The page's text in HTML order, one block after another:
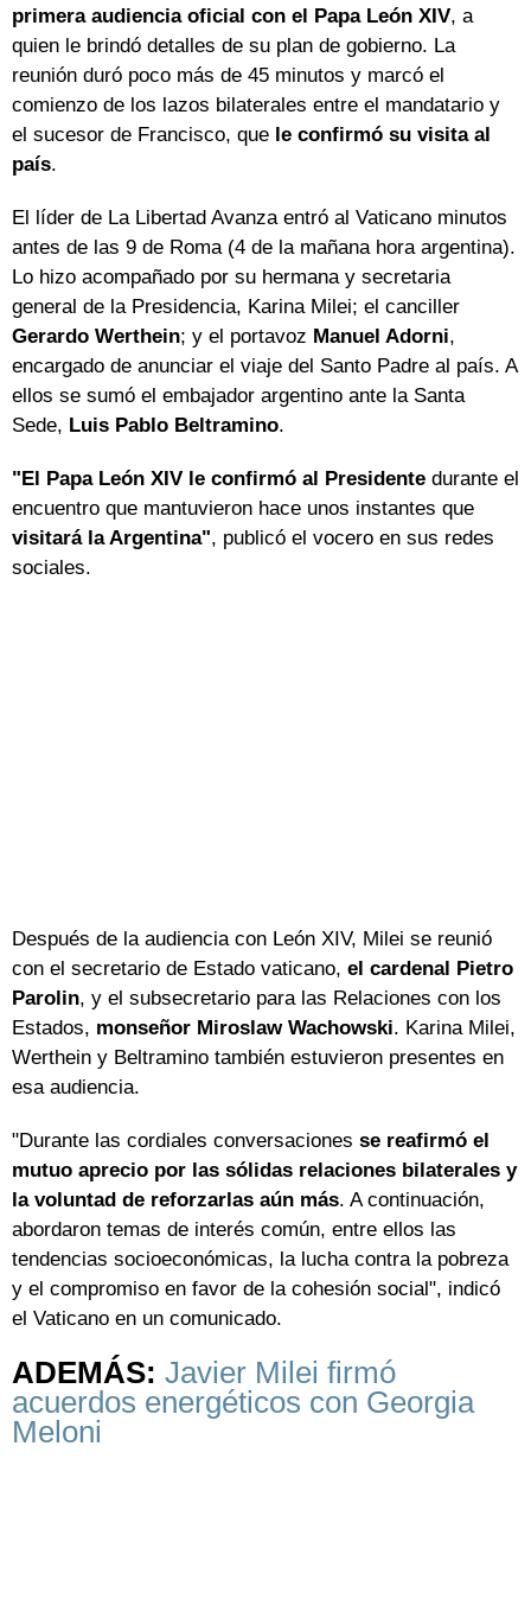
primera audiencia oficial con el Papa León XIV, a
quien le brindó detalles de su plan de gobierno. La
reunión duró poco más de 45 minutos y marcó el
comienzo de los lazos bilaterales entre el mandatario y
el sucesor de Francisco, que le confirmó su visita al
país.
El líder de La Libertad Avanza entró al Vaticano minutos
antes de las 9 de Roma (4 de la mañana hora argentina).
Lo hizo acompañado por su hermana y secretaria
general de la Presidencia, Karina Milei; el canciller
Gerardo Werthein; y el portavoz Manuel Adorni,
encargado de anunciar el viaje del Santo Padre al país. A
ellos se sumó el embajador argentino ante la Santa
Sede, Luis Pablo Beltramino.
"El Papa León XIV le confirmó al Presidente durante el
encuentro que mantuvieron hace unos instantes que
visitará la Argentina", publicó el vocero en sus redes
sociales.
Después de la audiencia con León XIV, Milei se reunió
con el secretario de Estado vaticano, el cardenal Pietro
Parolin, y el subsecretario para las Relaciones con los
Estados, monseñor Miroslaw Wachowski. Karina Milei,
Werthein y Beltramino también estuvieron presentes en
esa audiencia.
"Durante las cordiales conversaciones se reafirmó el
mutuo aprecio por las sólidas relaciones bilaterales y
la voluntad de reforzarlas aún más. A continuación,
abordaron temas de interés común, entre ellos las
tendencias socioeconómicas, la lucha contra la pobreza
y el compromiso en favor de la cohesión social", indicó
el Vaticano en un comunicado.
ADEMÁS: Javier Milei firmó
acuerdos energéticos con Georgia
Meloni